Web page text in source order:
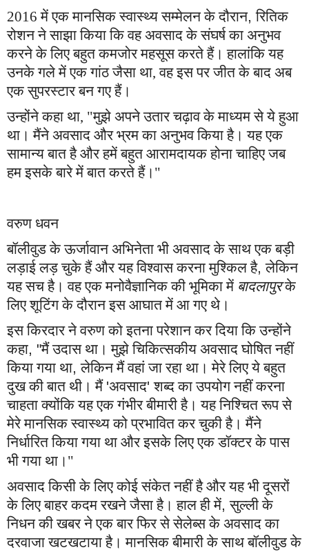
2016 में एक मानसिक स्वास्थ्य सम्मेलन के दौरान,रितिक
रोशनने साझा किया कि वह अवसाद के संघर्ष का अनुभव
करने के लिए बहुत कमजोर महसूस करते हैं। हालांकि यह
उनके गले में एक गांठ जैसा था, वह इस पर जीत के बाद अब
एक सुपरस्टार बन गए हैं।
उन्होंने कहा था, "मुझे अपने उतार चढ़ाव के माध्यम से ये हुआ
था। मैंने अवसाद और भ्रम का अनुभव किया है। यह एक
सामान्य बात है और हमें बहुत आरामदायक होना चाहिए जब
हम इसके बारे में बात करते हैं।"
वरुण धवन
बॉलीवुड के ऊर्जावान अभिनेता भी अवसाद के साथ एक बड़ी
लड़ाई लड़ चुके हैं और यह विश्वास करना मुश्किल है,लेकिन
यह सच है। वह एक मनोवैज्ञानिक की भूमिका में बादलापुरके
लिए शूटिंग के दौरान इस आघात में आ गए थे।
इस किरदार ने वरुण को इतना परेशान कर दिया कि उन्होंने
कहा, "मैं उदास था। मुझे चिकित्सकीय अवसाद घोषित नहीं
किया गया था,लेकिन मैं वहां जा रहा था। मेरे लिए ये बहुत
दुख की बात थी। मैं 'अवसाद'शब्द का उपयोग नहीं करना
चाहता क्योंकि यह एक गंभीर बीमारी है। यह निश्चित रूप से
मेरे मानसिक स्वास्थ्य को प्रभावित कर चुकी है। मैंने
निर्धारित किया गया था और इसके लिए एक डॉक्टर के पास
भी गया था।"
अवसाद किसी के लिए कोई संकेत नहीं है और यह भी दूसरों
के लिए बाहर कदम रखने जैसा है। हाल ही में,सुल्ली के
निधन की खबर ने एक बार फिर से सेलेब्स के अवसाद का
दरवाजा खटखटाया है। मानसिक बीमारी के साथ बॉलीवुड के